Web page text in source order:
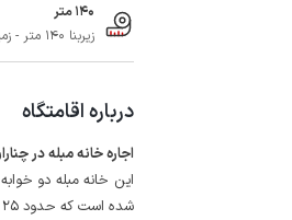
140 متر
زیربنا 140 متر - زمین و محوطه 200 متر
درباره اقامتگاه
اجاره خانه مبله در
شده است که حدود 25 کیلومتر با شهر چناران فاصله دارد.